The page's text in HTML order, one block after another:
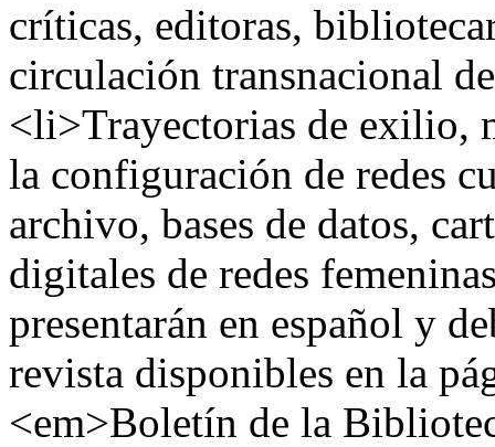
críticas, editoras,
circulación transnacional
<li>Trayectorias de exilio,
la configuración de redes
archivo, bases de datos,
digitales de redes
presentarán en español y
revista disponibles en la
<em>Boletín de la